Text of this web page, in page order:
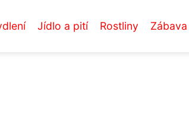
Jídlo a pití Rostliny Zábava